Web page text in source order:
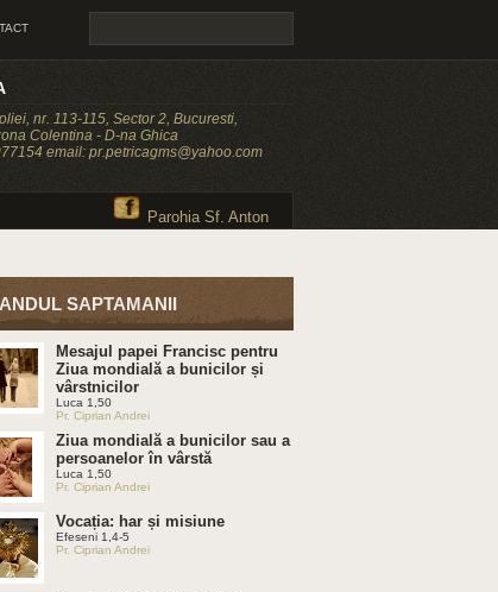
nr. 113-115, Sector 2, Bucuresti,
Colentina - D-na Ghica
email: pr.petricagms@yahoo.com
Parohia Sf. Anton
SAPTAMANII
Mesajul papei Francisc pentru
Ziua mondială a bunicilor și
vârstnicilor
Luca 1,50
Pr. Ciprian Andrei
Ziua mondială a bunicilor sau a
persoanelor în vârstă
Luca 1,50
Pr. Ciprian Andrei
Vocația: har și misiune
Efeseni 1,4-5
Pr. Ciprian Andrei